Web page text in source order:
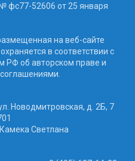
фc77-52606 от 25 января
на веб-сайте
в соответствии с
РФ об авторском праве и
Новодмитровская, д. 2Б, 7
Светлана